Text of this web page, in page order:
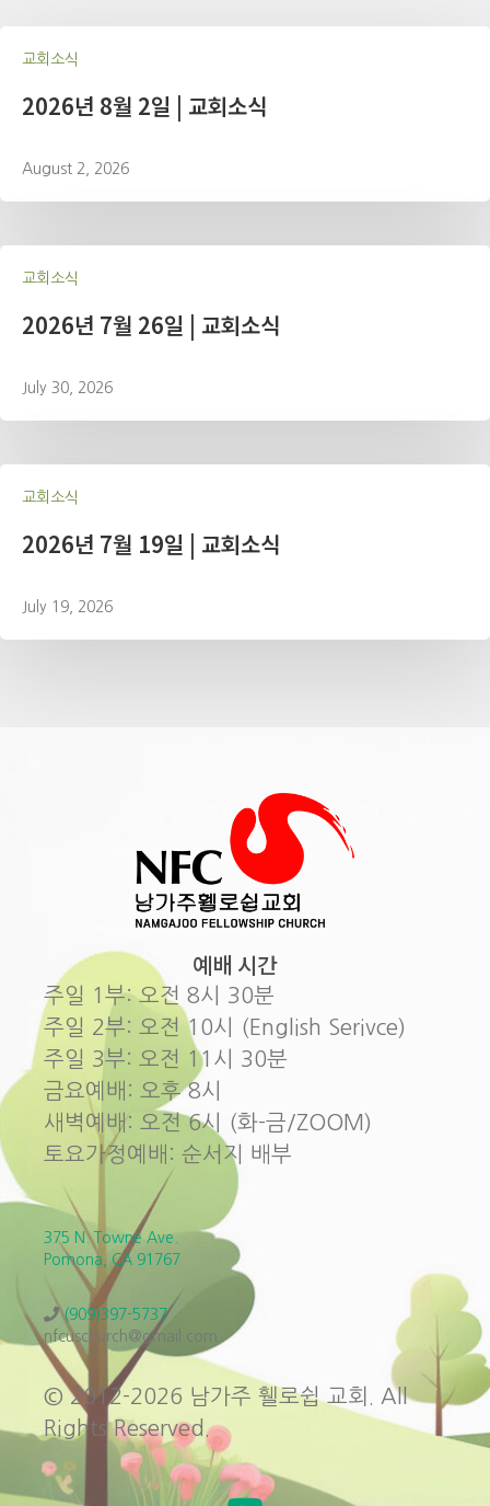
교회소식
2026년 8월 2일 | 교회소식
August 2, 2026
교회소식
2026년 7월 26일 | 교회소식
July 30, 2026
교회소식
2026년 7월 19일 | 교회소식
July 19, 2026
예배 시간
주일 1부: 오전 8시 30분
주일 2부: 오전 10시 (English Serivce)
주일 3부: 오전 11시 30분
금요예배: 오후 8시
새벽예배: 오전 6시 (화-금/ZOOM)
토요가정예배: 순서지 배부
375 N. Towne Ave.
Pomona, CA 91767
(909)397-5737
nfcuschurch@gmail.com
© 2012-2026 남가주 휄로쉽 교회. All
Rights Reserved.